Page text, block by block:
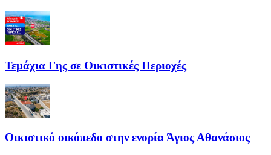
Τεμάχια Γης σε Οικιστικές Περιοχές
Οικιστικό οικόπεδο στην ενορία Άγιος Αθανάσιος